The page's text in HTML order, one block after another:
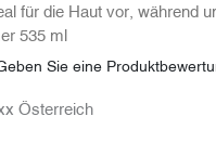
für die Haut vor, während
535 ml
Sie eine
Österreich